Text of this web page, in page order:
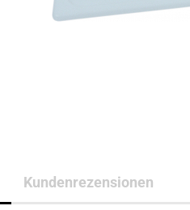
Kundenrezensionen